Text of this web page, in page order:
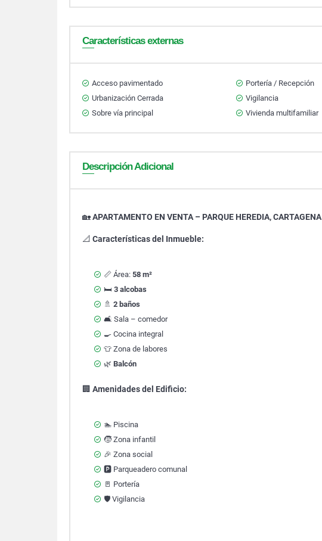
Características externas
Acceso pavimentado Portería / Recepción
Urbanización Cerrada
Vigilancia
Sobre vía principal
Vivienda multifamiliar
Descripción Adicional
🏡APARTAMENTO EN VENTA – PARQUE HEREDIA, CARTAGENA
📐 Características del Inmueble:
📏 Área: 58 m²
🛏️ 3 alcobas
🚿 2 baños
🛋️ Sala – comedor
🍳 Cocina integral
👕 Zona de labores
🌿 Balcón
🏢 Amenidades del Edificio:
🏊 Piscina
🧒 Zona infantil
🎉 Zona social
🅿️ Parqueadero comunal
🚪 Portería
🛡️ Vigilancia